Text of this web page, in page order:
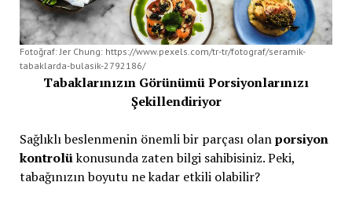
Fotoğraf: Jer Chung: https://www.pexels.com/tr-tr/fotograf/seramik-
tabaklarda-bulasik-2792186/
Tabaklarınızın Görünümü Porsiyonlarınızı
Şekillendiriyor
Sağlıklı beslenmenin önemli bir parçası olanporsiyon
kontrolükonusunda zaten bilgi sahibisiniz. Peki,
tabağınızın boyutu ne kadar etkili olabilir?